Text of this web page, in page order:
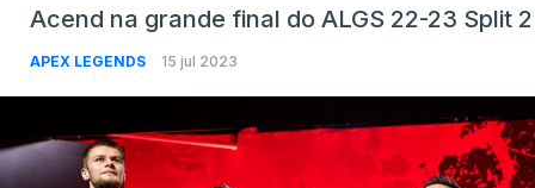
Acend na grande final do ALGS 22-23 Split 2
APEX LEGENDS 15 jul 2023